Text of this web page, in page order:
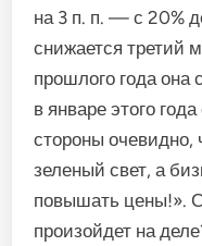
на 3 п. п. — с 20%
снижается третий
прошлого года она
в январе этого
стороны очевидно,
зеленый свет, а
повышать цены!».
произойдет на